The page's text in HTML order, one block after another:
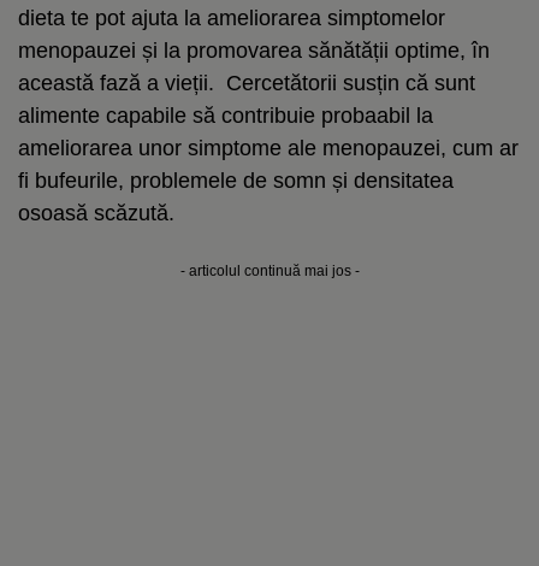
dieta te pot ajuta la ameliorarea simptomelor
menopauzei și la promovarea sănătății optime, în
această fază a vieții. Cercetătorii susțin că sunt
alimente capabile să contribuie probaabil la
ameliorarea unor simptome ale menopauzei, cum ar
fi bufeurile, problemele de somn și densitatea
osoasă scăzută.
- articolul continuă mai jos -